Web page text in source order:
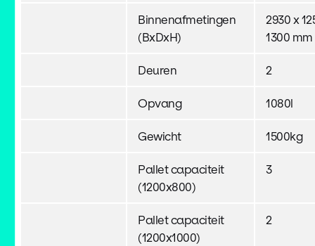
Binnenafmetingen
(BxDxH)
2930 x
1300 mm
Deuren 2
Opvang 1080l
Gewicht 1500kg
Pallet capaciteit
(1200x800)
3
Pallet capaciteit
(1200x1000)
2